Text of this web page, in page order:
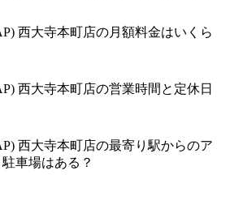
西大寺本町店の月額料金はいくら
西大寺本町店の営業時間と定休日
西大寺本町店の最寄り駅からのア
車場はある？